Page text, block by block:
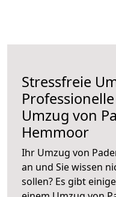
Stressfreie
Umzug von
Hemmoor
Ihr Umzug von
an und Sie wissen
sollen? Es gibt